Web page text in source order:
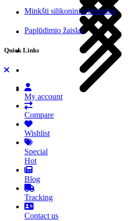
Minkšti silikoniniai blokeliai
Paplūdimio žaislai
Quick Links
My account
Compare
Wishlist
Special
Hot
Blog
Tracking
Contact us